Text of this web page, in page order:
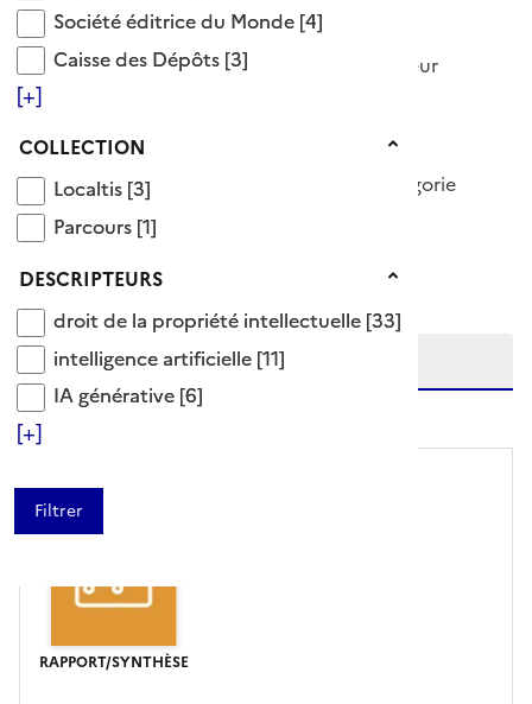
Société éditrice du Monde
Société éditrice du Monde [4]
Caisse des Dépôts
Caisse des Dépôts [3]
[+]
Collection
COLLECTION
Localtis
Localtis [3]
Parcours
Parcours [1]
Descripteurs
DESCRIPTEURS
droit de la propriété intellectuelle
droit de la propriété intellectuelle [33]
intelligence artificielle
intelligence artificielle [11]
IA générative
IA générative [6]
[+]
droit des données personnelles droit d'auteur
Voir aussi
information communication
34 Documents disponibles dans cette catégorie
Tris disponibles (Ouverture d'une modale)
Affiner la recherche
Etendre la recherche sur
niveau(x) vers le bas
RAPPORT/SYNTHÈSE